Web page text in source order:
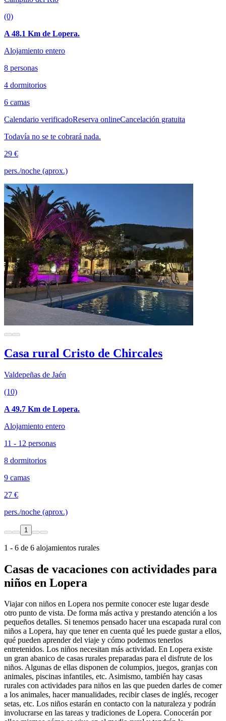
(0)
A 48.1 Km de Lopera.
Alojamiento entero
8 personas
4 dormitorios
6 camas
Calendario verificadoReserva onlineCancelación gratuita
Todavía no se te cobrará nada.
29 €
pers./noche (aprox.)
Casa rural Cristo de Chircales
Valdepeñas de Jaén
(10)
A 49.7 Km de Lopera.
Alojamiento entero
11 - 12 personas
8 dormitorios
9 camas
27 €
pers./noche (aprox.)
1
1 - 6 de 6 alojamientos rurales
Casas de vacaciones con actividades para
niños en Lopera
Viajar con niños en Lopera nos permite conocer este lugar desde
otro punto de vista. De forma más activa y prestando atención a los
pequeños detalles. Si tenemos pensado hacer una escapada rural con
niños a Lopera, hay que tener en cuenta qué les puede gustar a ellos,
qué pueden aprender del viaje y cómo podemos tenerlos
entretenidos. Los niños necesitan más actividad. En Lopera existe
un gran abanico de casas rurales preparadas para el disfrute de los
niños. Algunas de ellas disponen de columpios, juegos, granjas con
animales, piscinas infantiles, etc. Asimismo, también hay casas
rurales con actividades para niños en las que pueden darles de comer
a los animales, hacer manualidades, recibir clases de inglés, recoger
setas, etc. Los niños estarán en contacto con la naturaleza y podrán
involucrarse en las tareas y tradiciones de Lopera. Conocerán por